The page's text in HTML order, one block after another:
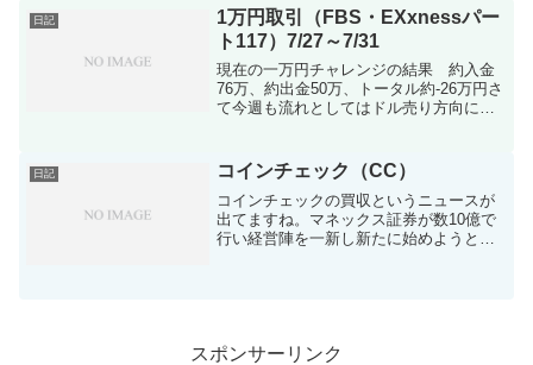
もしっかり収支つけていこうと思ってま
す。通貨...
日記
1万円取引（FBS・EXxnessパー
ト117）7/27～7/31
現在の一万円チャレンジの結果 約入金
76万、約出金50万、トータル約-26万円さ
て今週も流れとしてはドル売り方向に動
前の動きが調整かもしれないですけ）月
末FIXはドル売...
日記 コインチェック（CC）
コインチェックの買収というニュースが
出てますね。マネックス証券が数10億で
行い経営陣を一新し新たに始めようとし
スポンサーリンク